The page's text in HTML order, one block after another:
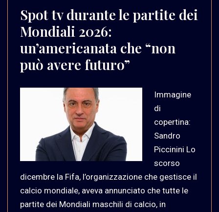
Spot tv durante le partite dei
Mondiali 2026:
un’americanata che “non
può avere futuro”
Immagine
di
copertina:
Sandro
Piccinini Lo
scorso
dicembre la Fifa, l’organizzazione che gestisce il
calcio mondiale, aveva annunciato che tutte le
partite dei Mondiali maschili di calcio, in